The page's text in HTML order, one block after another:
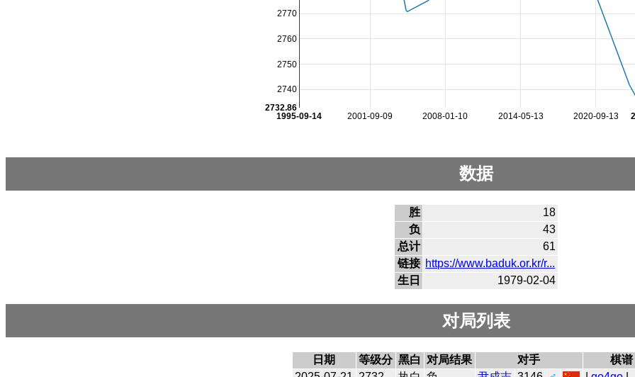
2001-09-09 2008-01-10 2014-05-13 2020-09-13
1995-09-14
2740
2750
2760
2770
2732.86
数据
胜
18
负
43
总计
61
链接 https://www.baduk.or.kr/r...
生日
1979-02-04
对局列表
日期 等级分 黑白 对局结果 对手
棋谱